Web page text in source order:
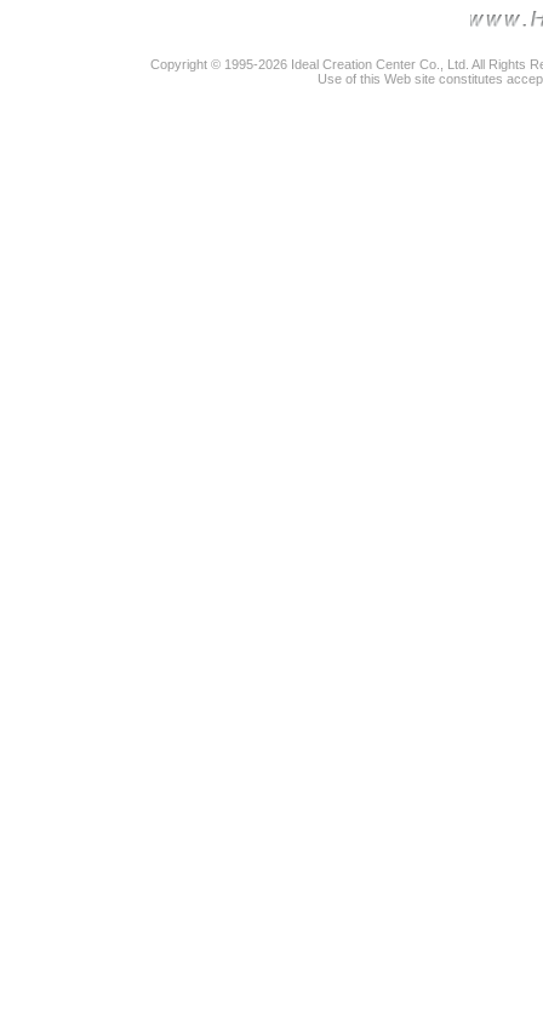
Copyright © 1995-2026 Ideal Creation Center Co., Ltd. All Rights
Use of this Web site constitutes